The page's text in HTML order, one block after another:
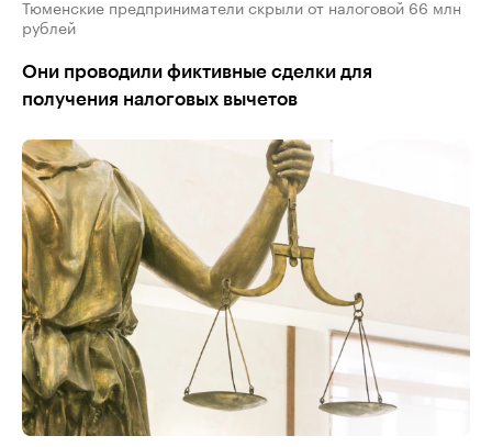
Тюменские предприниматели скрыли от налоговой 66 млн
рублей
Они проводили фиктивные сделки для
получения налоговых вычетов